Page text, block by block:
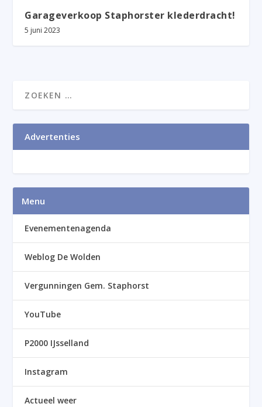
Garageverkoop Staphorster klederdracht!
5 juni 2023
Advertenties
Menu
Evenementenagenda
Weblog De Wolden
Vergunningen Gem. Staphorst
YouTube
P2000 IJsselland
Instagram
Actueel weer